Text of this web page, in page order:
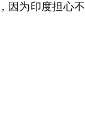
因为印度担心不